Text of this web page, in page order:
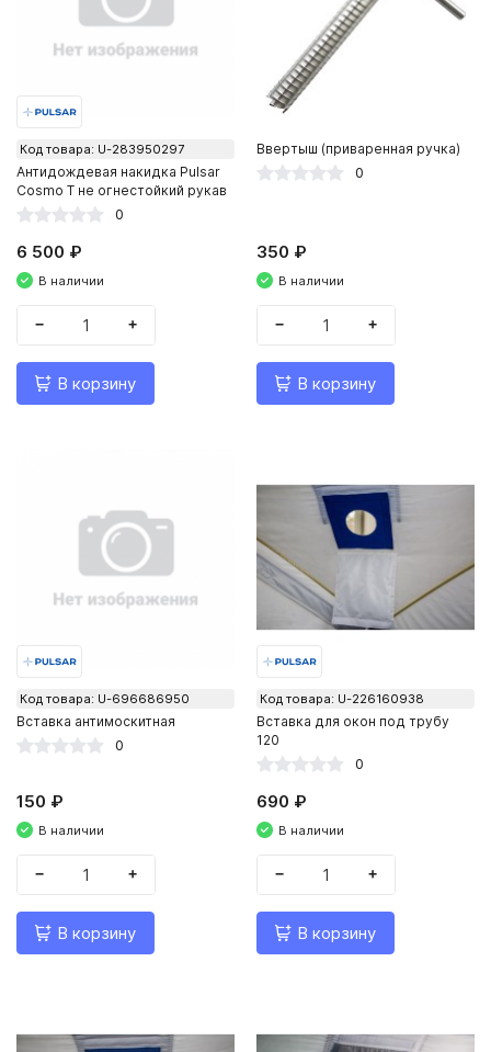
Код товара: U-283950297
Антидождевая накидка Pulsar
Cosmo T не огнестойкий рукав
0
6 500 ₽
В наличии
− +
В корзину
Ввертыш (приваренная ручка)
0
350 ₽
В наличии
− +
В корзину
Код товара: U-696686950
Вставка антимоскитная
0
150 ₽
В наличии
− +
В корзину
Код товара: U-226160938
Вставка для окон под трубу
120
0
690 ₽
В наличии
− +
В корзину